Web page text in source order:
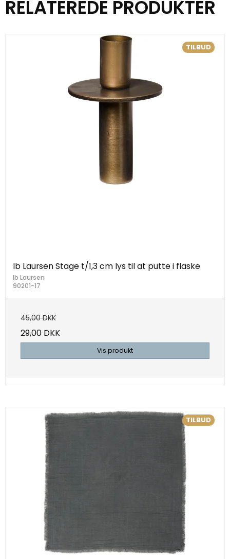
RELATEREDE PRODUKTER
TILBUD
Ib Laursen Stage t/1,3 cm lys til at putte i flaske
Ib Laursen
90201-17
45,00 DKK
29,00 DKK
Vis produkt
TILBUD